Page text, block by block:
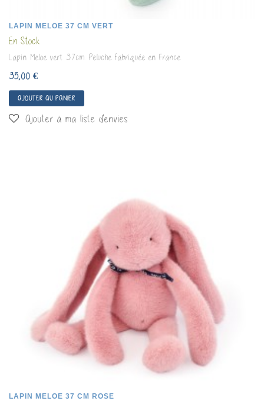
LAPIN MELOE 37 CM VERT
En Stock
Lapin Meloe vert 37cm. Peluche fabriquée en France
35,00 €
AJOUTER AU PANIER
Ajouter à ma liste d'envies
LAPIN MELOE 37 CM ROSE